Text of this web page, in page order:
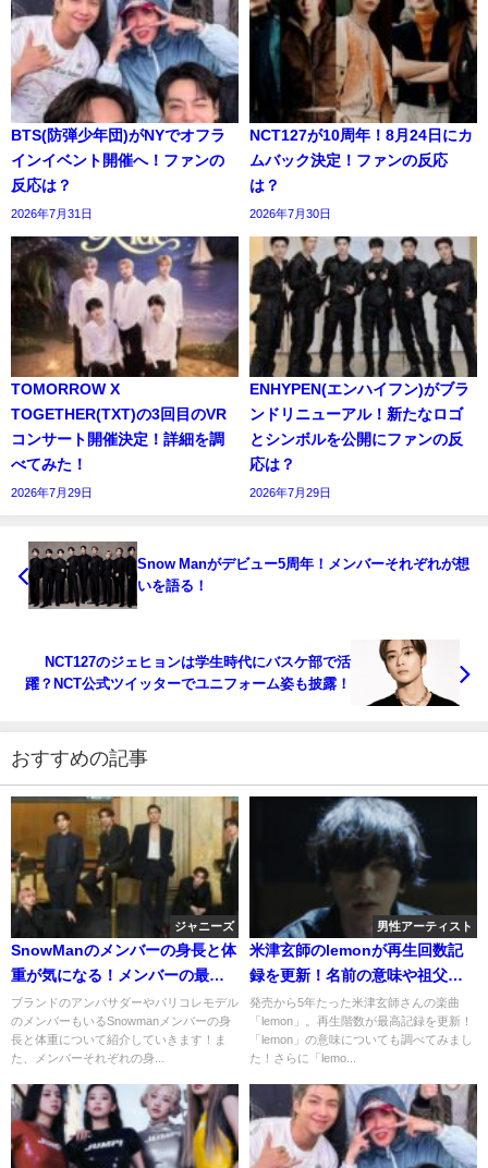
BTS(防弾少年団)がNYでオフラ
インイベント開催へ！ファンの
反応は？
2026年7月31日
NCT127が10周年！8月24日にカ
ムバック決定！ファンの反応
は？
2026年7月30日
TOMORROW X
TOGETHER(TXT)の3回目のVR
コンサート開催決定！詳細を調
べてみた！
2026年7月29日
ENHYPEN(エンハイフン)がブラ
ンドリニューアル！新たなロゴ
とシンボルを公開にファンの反
応は？
2026年7月29日
Snow Manがデビュー5周年！メンバーそれぞれが想
いを語る！
NCT127のジェヒョンは学生時代にバスケ部で活
躍？NCT公式ツイッターでユニフォーム姿も披露！
おすすめの記事
ジャニーズ
SnowManのメンバーの身長と体
重が気になる！メンバーの最大
身長差は何センチ？
ブランドのアンバサダーやパリコレモデル
のメンバーもいるSnowmanメンバーの身
長と体重について紹介していきます！ま
た、メンバーそれぞれの身...
男性アーティスト
米津玄師のlemonが再生回数記
録を更新！名前の意味や祖父と
の関係について！
発売から5年たった米津玄師さんの楽曲
「lemon」。再生階数が最高記録を更新！
「lemon」の意味についても調べてみまし
た！さらに「lemo...